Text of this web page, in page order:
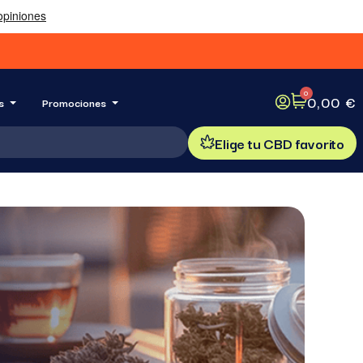
Promociones
0,00 €
Elige tu CBD favorito